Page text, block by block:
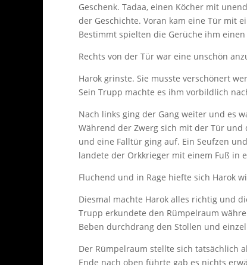
Geschenk. Tadaa, einen Köcher mit
der Geschichte. Voran kam eine Tür mit
Bestimmt spielten die Gerüche ihm
Rechts von der Tür war eine unschön
Harok grinste. Sie musste verschönert
Sein Trupp machte es ihm vorbildlich
Nach links ging der Gang weiter und es
Während der Zwerg sich mit der Tür und
und eine Falltür ging auf. Ein Seufzen
landete der Orkkrieger mit einem Fuß in
Fluchend und in Rage hiefte sich Harok
Diesmal machte Harok alles richtig und
Trupp erkundete den Rümpelraum
Beben durchdrang den Stollen und
Der Rümpelraum stellte sich tatsächlich
Ende nach oben führte gab es nichts